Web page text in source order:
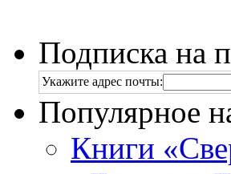
Подписка на
Укажите адрес почты:
Популярное
Книги